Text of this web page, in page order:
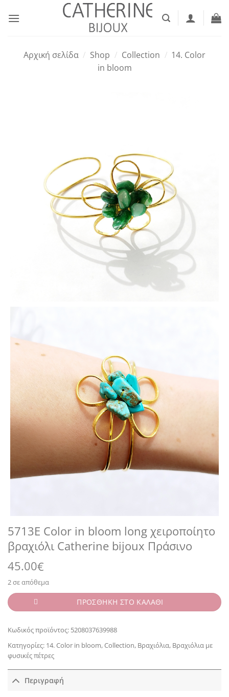
στο
Αρχική σελίδα / Shop / Collection / 14. Color
in bloom
5713E Color in bloom long χειροποίητο
βραχιόλι Catherine bijoux Πράσινο
45.00€
2 σε απόθεμα
ΠΡΟΣΘΗΚΗ ΣΤΟ ΚΑΛΑΘΙ
Κωδικός προϊόντος: 5208037639988
Κατηγορίες: 14. Color in bloom,Collection, Βραχιόλια, Βραχιόλια με
φυσικές πέτρες
Περιγραφή